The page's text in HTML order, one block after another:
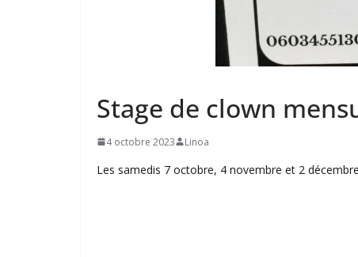
Stage de clown
4 octobre 2023 Linoa
Les samedis 7 octobre, 4 novembre et 2